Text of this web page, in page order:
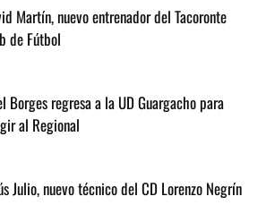
Martín, nuevo entrenador del Tacoronte
de Fútbol
Borges regresa a la UD Guargacho para
al Regional
Julio, nuevo técnico del CD Lorenzo Negrín